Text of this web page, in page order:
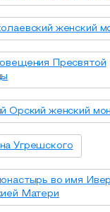
женский
Пресвятой
Орский женский
Угрешского
во имя
Матери